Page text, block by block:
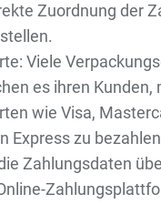
Zuordnung der
Viele
es ihren Kunden,
wie Visa,
Express zu
Zahlungsdaten